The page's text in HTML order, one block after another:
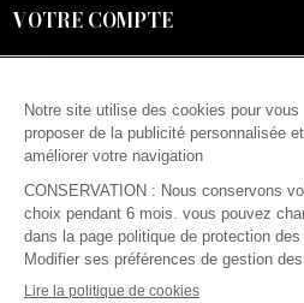
VOTRE COMPTE